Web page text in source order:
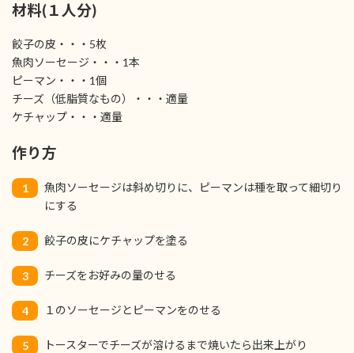
材料(１人分)
餃子の皮・・・5枚
魚肉ソーセージ・・・1本
ピーマン・・・1個
チーズ（低脂質なもの）・・・適量
ケチャップ・・・適量
作り方
1
魚肉ソーセージは斜め切りに、ピーマンは種を取って細切り
にする
2 餃子の皮にケチャップを塗る
3 チーズをお好みの量のせる
4 １のソーセージとピーマンをのせる
5 トースターでチーズが溶けるまで焼いたら出来上がり